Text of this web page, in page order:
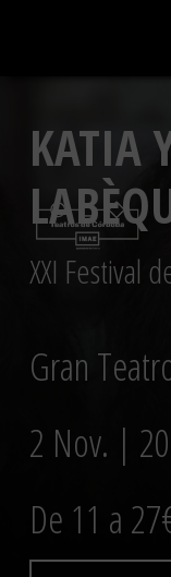
KATIA
XXI Festival
Gran
2 Nov. |
De 11 a